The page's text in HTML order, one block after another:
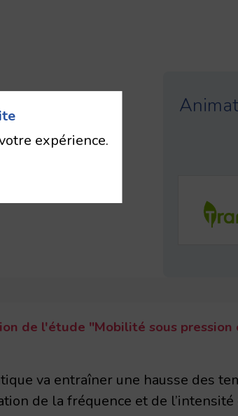
de Transilien
de l'étude "Mobilité sous pression
va entraîner une hausse des
de la fréquence et de l’intensité
expérience.